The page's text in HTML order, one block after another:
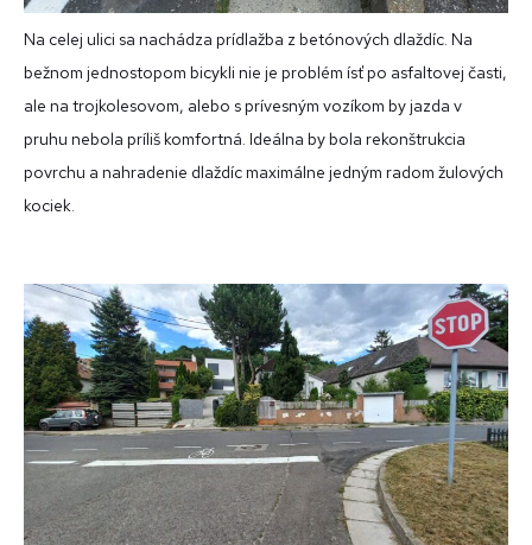
Na celej ulici sa nachádza prídlažba z betónových dlaždíc. Na
bežnom jednostopom bicykli nie je problém ísť po asfaltovej časti,
ale na trojkolesovom, alebo s prívesným vozíkom by jazda v
pruhu nebola príliš komfortná. Ideálna by bola rekonštrukcia
povrchu a nahradenie dlaždíc maximálne jedným radom žulových
kociek.